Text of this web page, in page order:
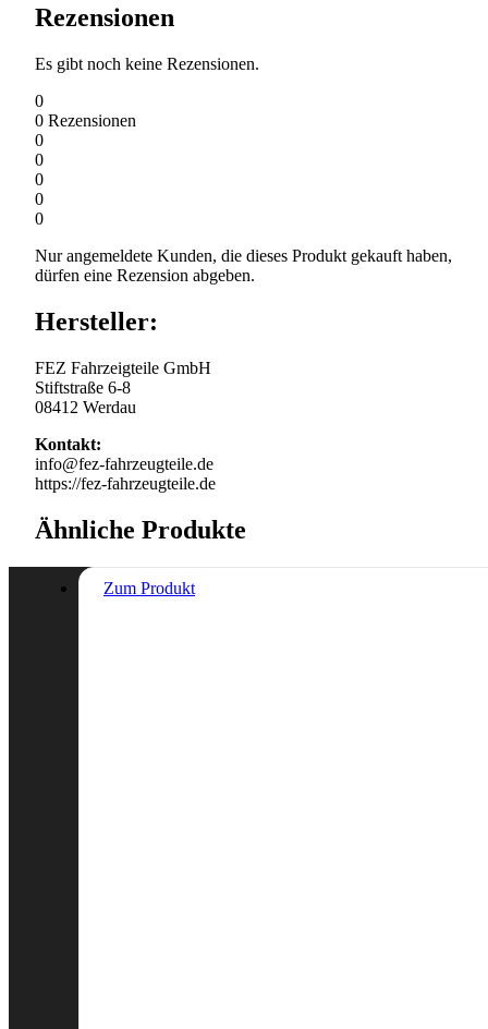
Rezensionen
Es gibt noch keine Rezensionen.
0
0 Rezensionen
0
0
0
0
0
Nur angemeldete Kunden, die dieses Produkt gekauft haben,
dürfen eine Rezension abgeben.
Hersteller:
FEZ Fahrzeigteile GmbH
Stiftstraße 6-8
08412 Werdau
Kontakt:
info@fez-fahrzeugteile.de
https://fez-fahrzeugteile.de
Ähnliche Produkte
Zum Produkt